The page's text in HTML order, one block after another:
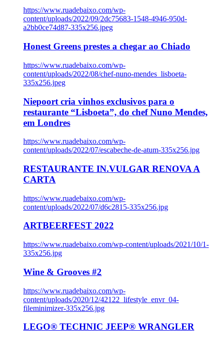
https://www.ruadebaixo.com/wp-
content/uploads/2022/09/2dc75683-1548-4946-950d-
a2bb0ce74d87-335x256.jpeg
Honest Greens prestes a chegar ao Chiado
https://www.ruadebaixo.com/wp-
content/uploads/2022/08/chef-nuno-mendes_lisboeta-
335x256.jpeg
Niepoort cria vinhos exclusivos para o
restaurante “Lisboeta”, do chef Nuno Mendes,
em Londres
https://www.ruadebaixo.com/wp-
content/uploads/2022/07/escabeche-de-atum-335x256.jpg
RESTAURANTE IN.VULGAR RENOVA A
CARTA
https://www.ruadebaixo.com/wp-
content/uploads/2022/07/d6c2815-335x256.jpg
ARTBEERFEST 2022
https://www.ruadebaixo.com/wp-content/uploads/2021/10/1-
335x256.jpg
Wine & Grooves #2
https://www.ruadebaixo.com/wp-
content/uploads/2020/12/42122_lifestyle_envr_04-
fileminimizer-335x256.jpg
LEGO® TECHNIC JEEP® WRANGLER